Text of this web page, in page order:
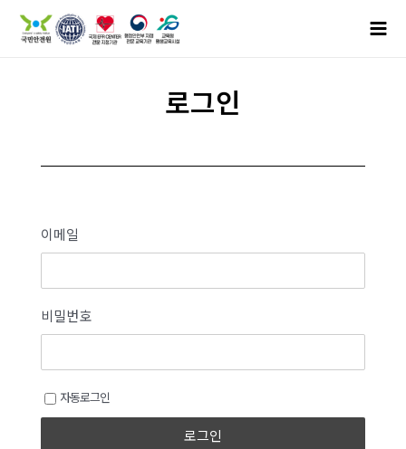
로그인
이메일
비밀번호
자동로그인
로그인